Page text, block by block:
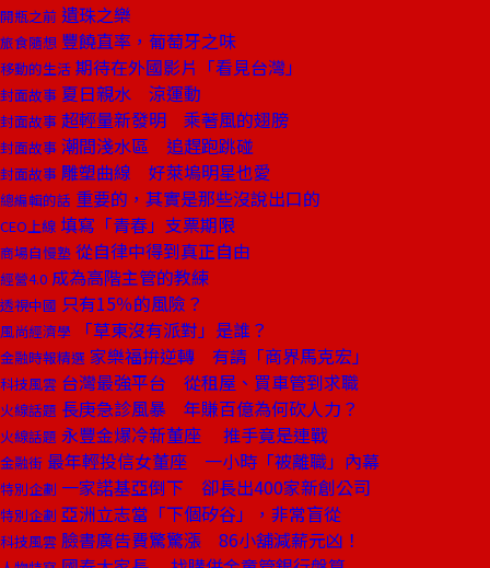
開瓶之前 遺珠之樂
旅食隨想 豐饒直率，葡萄牙之味
移動的生活 期待在外國影片「看見台灣」
封面故事 夏日親水 涼運動
封面故事 超輕量新發明 乘著風的翅膀
封面故事 潮間淺水區 追趕跑跳碰
封面故事 雕塑曲線 好萊塢明星也愛
總編輯的話 重要的，其實是那些沒說出口的
CEO上線 填寫「青春」支票期限
商場自慢塾 從自律中得到真正自由
經營4.0 成為高階主管的教練
透視中國 只有15％的風險？
風尚經濟學 「草東沒有派對」是誰？
金融時報精選 家樂福拚逆轉 有請「商界馬克宏」
科技風雲 台灣最強平台 從租屋、買車管到求職
火線話題 長庚急診風暴 年賺百億為何砍人力？
火線話題 永豐金爆冷新董座 推手竟是連戰
金融街 最年輕投信女董座 一小時「被離職」內幕
特別企劃 一家諾基亞倒下 卻長出400家新創公司
特別企劃 亞洲立志當「下個矽谷」，非常盲從
科技風雲 臉書廣告費驚驚漲 86小舖減薪元凶！